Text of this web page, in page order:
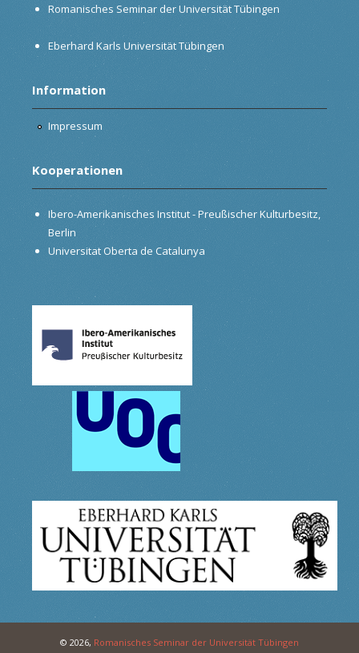
Romanisches Seminar der Universität Tübingen
Eberhard Karls Universität Tübingen
Information
Impressum
Kooperationen
Ibero-Amerikanisches Institut - Preußischer Kulturbesitz,
Berlin
Universitat Oberta de Catalunya
© 2026, Romanisches Seminar der Universität Tübingen